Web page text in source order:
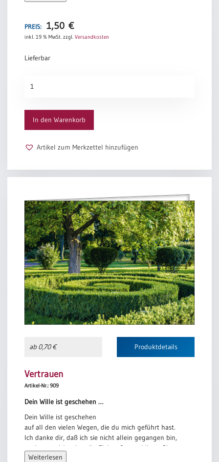
PREIS: 1,50 €
inkl. 19 % MwSt. zzgl. Versandkosten
Lieferbar
Herzen
In den Warenkorb
Artikel zum Merkzettel hinzufügen
ab 0,70 € Produktdetails
Vertrauen
Artikel-Nr.: 909
Dein Wille ist geschehen …
Dein Wille ist geschehen
auf all den vielen Wegen, die du mich geführt hast.
Ich danke dir, daß ich sie nicht allein gegangen bin,
auch wenn ich selten ihr Ziel wußte und ihren Sinn
begriff.
Weiterlesen